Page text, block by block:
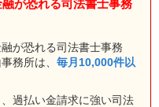
が恐れる司法書士事務
が恐れる司法書士事務
務所は、 毎月10,000件以
過払い金請求に強い司法